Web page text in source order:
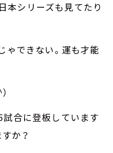
本シリーズも見てたり
ゃできない。運も才能
試合に登板しています
か？